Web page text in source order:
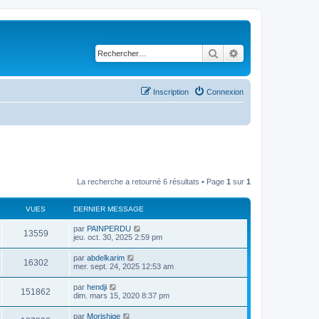
Rechercher
Connexion
Inscription
La recherche a retourné 6 résultats • Page 1 sur 1
VUES DERNIER MESSAGE
13559V
u
s
D
e
i
e
r
m
e
s
s
par PAINPERDU
jeu. oct. 30, 2025 2:59 pm
16302V
u
D
e
i
e
r
m
par abdelkarim
mer. sept. 24, 2025 12:53 am
151862
u
D
e
par hendji
dim. mars 15, 2020 8:37 pm
D
par Morishige